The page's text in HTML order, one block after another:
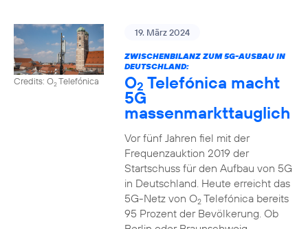
Credits: O2Telefónica
19. März 2024
ZWISCHENBILANZ ZUM 5G-AUSBAU IN
DEUTSCHLAND:
O2 Telefónica macht
5G
massenmarkttauglich
Vor fünf Jahren fiel mit der
Frequenzauktion 2019 der
Startschuss für den Aufbau von 5G
in Deutschland. Heute erreicht das
5G-Netz von O2Telefónica bereits
95 Prozent der Bevölkerung. Ob